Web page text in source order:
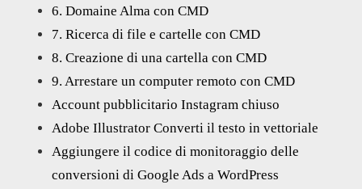
6. Domaine Alma con CMD
7. Ricerca di file e cartelle con CMD
8. Creazione di una cartella con CMD
9. Arrestare un computer remoto con CMD
Account pubblicitario Instagram chiuso
Adobe Illustrator Converti il testo in vettoriale
Aggiungere il codice di monitoraggio delle
conversioni di Google Ads a WordPress